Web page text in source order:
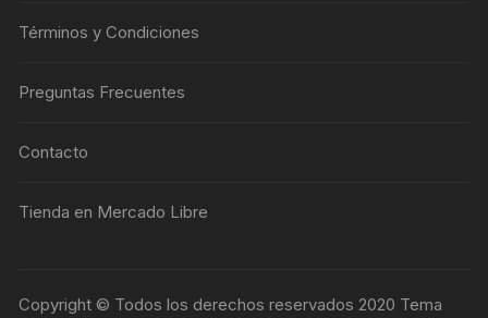
Términos y Condiciones
Preguntas Frecuentes
Contacto
Tienda en Mercado Libre
Copyright © Todos los derechos reservados 2020 Tema